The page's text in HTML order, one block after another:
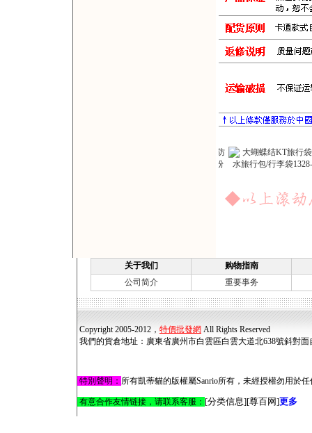
关于我们
购物指南
公司简介
重要事务
Copyright 2005-2012， 特價批發網 All Rights Reserved
我們的貨倉地址 ： 廣東省廣州市白雲區白雲大道北638號斜對面
特別聲明 ： 所有凱蒂貓的版權屬Sanrio所有，未經授權勿用於
有意合作友情链接，请联系客服： [分类信息][尊百网]更多